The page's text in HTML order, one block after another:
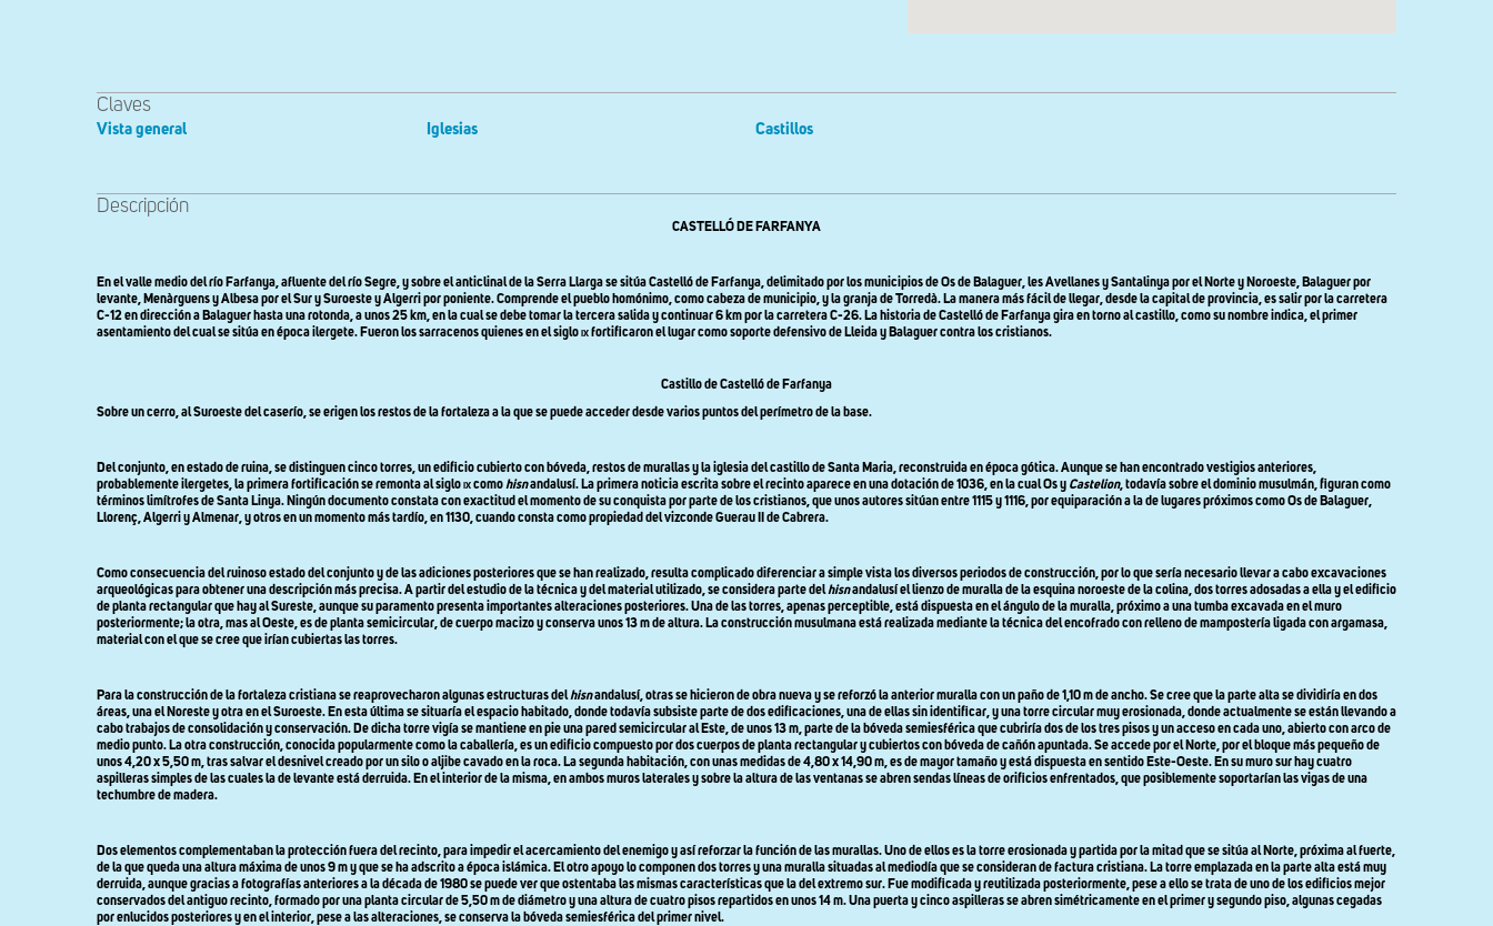
Claves
Vista general Iglesias Castillos
Descripción
CASTELLÓ DE FARFANYA
En el valle medio del río Farfanya, afluente del río Segre, y sobre el anticlinal de la Serra Llarga se sitúa Castelló de Farfanya, delimitado por los municipios de Os de Balaguer, les Avellanes y Santalinya por el Norte y Noroeste, Balaguer por
levante, Menàrguens y Albesa por el Sur y Suroeste y Algerri por poniente. Comprende el pueblo homónimo, como cabeza de municipio, y la granja de Torredà. La manera más fácil de llegar, desde la capital de provincia, es salir por la carretera
C-12 en dirección a Balaguer hasta una rotonda, a unos 25 km, en la cual se debe tomar la tercera salida y continuar 6 km por la carretera C-26. La historia de Castelló de Farfanya gira en torno al castillo, como su nombre indica, el primer
asentamiento del cual se sitúa en época ilergete. Fueron los sarracenos quienes en el sigloixfortificaron el lugar como soporte defensivo de Lleida y Balaguer contra los cristianos.
Castillo de Castelló de Farfanya
Sobre un cerro, al Suroeste del caserío, se erigen los restos de la fortaleza a la que se puede acceder desde varios puntos del perímetro de la base.
Del conjunto, en estado de ruina, se distinguen cinco torres, un edificio cubierto con bóveda, restos de murallas y la iglesia del castillo de Santa Maria, reconstruida en época gótica. Aunque se han encontrado vestigios anteriores,
probablemente ilergetes, la primera fortificación se remonta al sigloixcomohisnandalusí. La primera noticia escrita sobre el recinto aparece en una dotación de 1036, en la cual Os y Castelion, todavía sobre el dominio musulmán, figuran como
términos limítrofes de Santa Linya. Ningún documento constata con exactitud el momento de su conquista por parte de los cristianos, que unos autores sitúan entre 1115 y 1116, por equiparación a la de lugares próximos como Os de Balaguer,
Llorenç, Algerri y Almenar, y otros en un momento más tardío, en 1130, cuando consta como propiedad del vizconde Guerau II de Cabrera.
Como consecuencia del ruinoso estado del conjunto y de las adiciones posteriores que se han realizado, resulta complicado diferenciar a simple vista los diversos periodos de construcción, por lo que sería necesario llevar a cabo excavaciones
arqueológicas para obtener una descripción más precisa. A partir del estudio de la técnica y del material utilizado, se considera parte delhisnandalusí el lienzo de muralla de la esquina noroeste de la colina, dos torres adosadas a ella y el edificio
de planta rectangular que hay al Sureste, aunque su paramento presenta importantes alteraciones posteriores. Una de las torres, apenas perceptible, está dispuesta en el ángulo de la muralla, próximo a una tumba excavada en el muro
posteriormente; la otra, mas al Oeste, es de planta semicircular, de cuerpo macizo y conserva unos 13 m de altura. La construcción musulmana está realizada mediante la técnica del encofrado con relleno de mampostería ligada con argamasa,
material con el que se cree que irían cubiertas las torres.
Para la construcción de la fortaleza cristiana se reaprovecharon algunas estructuras delhisnandalusí, otras se hicieron de obra nueva y se reforzó la anterior muralla con un paño de 1,10 m de ancho. Se cree que la parte alta se dividiría en dos
áreas, una el Noreste y otra en el Suroeste. En esta última se situaría el espacio habitado, donde todavía subsiste parte de dos edificaciones, una de ellas sin identificar, y una torre circular muy erosionada, donde actualmente se están llevando a
cabo trabajos de consolidación y conservación. De dicha torre vigía se mantiene en pie una pared semicircular al Este, de unos 13 m, parte de la bóveda semiesférica que cubriría dos de los tres pisos y un acceso en cada uno, abierto con arco de
medio punto. La otra construcción, conocida popularmente como la caballería, es un edificio compuesto por dos cuerpos de planta rectangular y cubiertos con bóveda de cañón apuntada. Se accede por el Norte, por el bloque más pequeño de
unos 4,20 x 5,50 m, tras salvar el desnivel creado por un silo o aljibe cavado en la roca. La segunda habitación, con unas medidas de 4,80 x 14,90 m, es de mayor tamaño y está dispuesta en sentido Este-Oeste. En su muro sur hay cuatro
aspilleras simples de las cuales la de levante está derruida. En el interior de la misma, en ambos muros laterales y sobre la altura de las ventanas se abren sendas líneas de orificios enfrentados, que posiblemente soportarían las vigas de una
techumbre de madera.
Dos elementos complementaban la protección fuera del recinto, para impedir el acercamiento del enemigo y así reforzar la función de las murallas. Uno de ellos es la torre erosionada y partida por la mitad que se sitúa al Norte, próxima al fuerte,
de la que queda una altura máxima de unos 9 m y que se ha adscrito a época islámica. El otro apoyo lo componen dos torres y una muralla situadas al mediodía que se consideran de factura cristiana. La torre emplazada en la parte alta está muy
derruida, aunque gracias a fotografías anteriores a la década de 1980 se puede ver que ostentaba las mismas características que la del extremo sur. Fue modificada y reutilizada posteriormente, pese a ello se trata de uno de los edificios mejor
conservados del antiguo recinto, formado por una planta circular de 5,50 m de diámetro y una altura de cuatro pisos repartidos en unos 14 m. Una puerta y cinco aspilleras se abren simétricamente en el primer y segundo piso, algunas cegadas
por enlucidos posteriores y en el interior, pese a las alteraciones, se conserva la bóveda semiesférica del primer nivel.